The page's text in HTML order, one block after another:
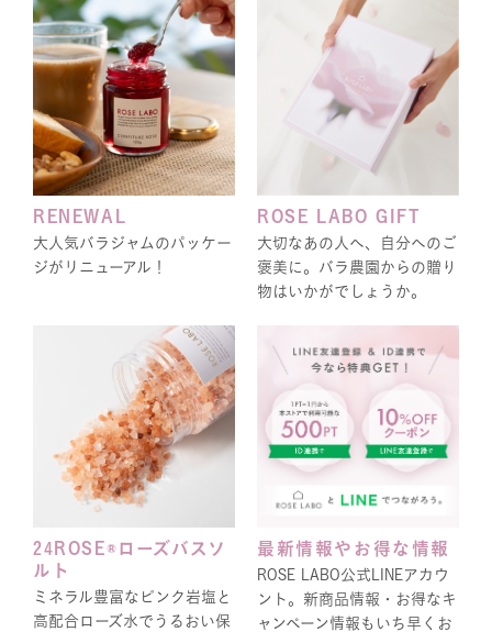
RENEWAL
大人気バラジャムのパッケー
ジがリニューアル！
ROSE LABO GIFT
大切なあの人へ、自分へのご
褒美に。バラ農園からの贈り
物はいかがでしょうか。
24ROSE®ローズバスソ
ルト
ミネラル豊富なピンク岩塩と
高配合ローズ水でうるおい保
最新情報やお得な情報
ROSE LABO公式LINEアカウ
ント。新商品情報・お得なキ
ャンペーン情報もいち早くお